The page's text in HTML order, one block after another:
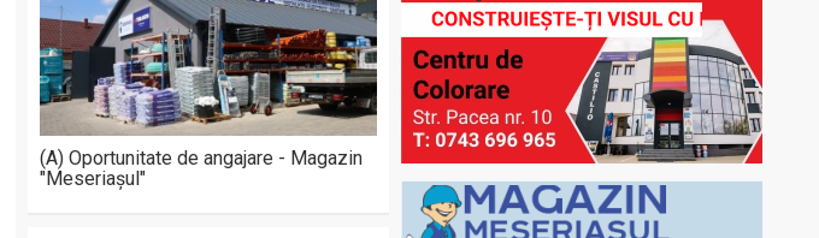
(A) Oportunitate de angajare - Magazin
"Meseriașul"